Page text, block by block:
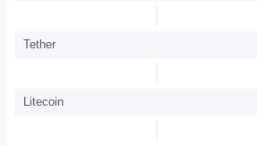
Tether
Litecoin